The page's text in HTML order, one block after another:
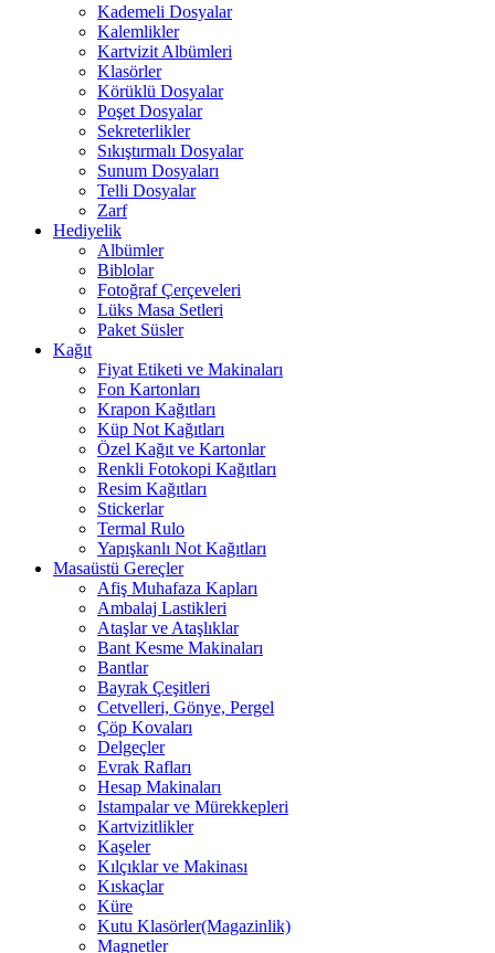
Kademeli Dosyalar
Kalemlikler
Kartvizit Albümleri
Klasörler
Körüklü Dosyalar
Poşet Dosyalar
Sekreterlikler
Sıkıştırmalı Dosyalar
Sunum Dosyaları
Telli Dosyalar
Zarf
Hediyelik
Albümler
Biblolar
Fotoğraf Çerçeveleri
Lüks Masa Setleri
Paket Süsler
Kağıt
Fiyat Etiketi ve Makinaları
Fon Kartonları
Krapon Kağıtları
Küp Not Kağıtları
Özel Kağıt ve Kartonlar
Renkli Fotokopi Kağıtları
Resim Kağıtları
Stickerlar
Termal Rulo
Yapışkanlı Not Kağıtları
Masaüstü Gereçler
Afiş Muhafaza Kapları
Ambalaj Lastikleri
Ataşlar ve Ataşlıklar
Bant Kesme Makinaları
Bantlar
Bayrak Çeşitleri
Cetvelleri, Gönye, Pergel
Çöp Kovaları
Delgeçler
Evrak Rafları
Hesap Makinaları
Istampalar ve Mürekkepleri
Kartvizitlikler
Kaşeler
Kılçıklar ve Makinası
Kıskaçlar
Küre
Kutu Klasörler(Magazinlik)
Magnetler